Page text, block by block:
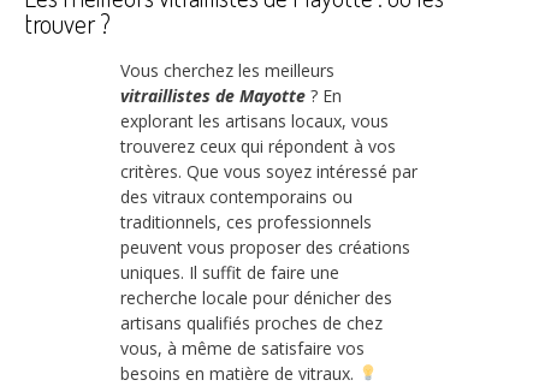
trouver ?
Vous cherchez les meilleurs
vitraillistes de Mayotte ? En
explorant les artisans locaux, vous
trouverez ceux qui répondent à vos
critères. Que vous soyez intéressé par
des vitraux contemporains ou
traditionnels, ces professionnels
peuvent vous proposer des créations
uniques. Il suffit de faire une
recherche locale pour dénicher des
artisans qualifiés proches de chez
vous, à même de satisfaire vos
besoins en matière de vitraux.